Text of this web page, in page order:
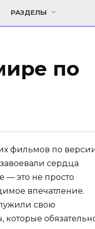
РАЗДЕЛЫ
по
фильмов по
сердца
— это не просто
впечатление.
свою